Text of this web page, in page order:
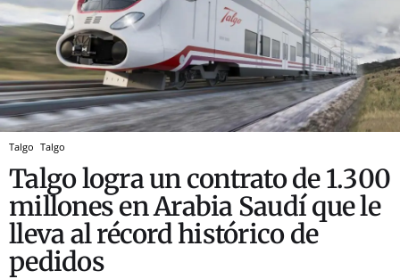
Talgo Talgo
Talgo logra un contrato de 1.300
millones en Arabia Saudí que le
lleva al récord histórico de
pedidos